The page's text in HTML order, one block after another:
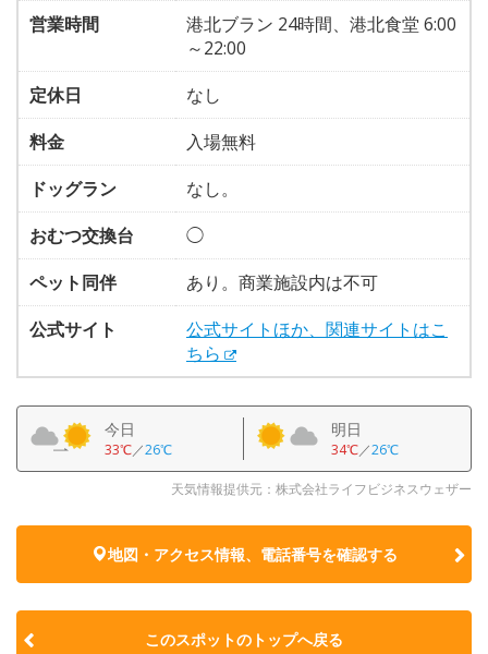
営業時間
港北ブラン 24時間、港北食堂 6:00
～22:00
定休日
なし
料金
入場無料
ドッグラン
なし。
おむつ交換台
◯
ペット同伴
あり。商業施設内は不可
公式サイト
公式サイトほか、関連サイトはこ
ちら
今日
33℃／26℃
明日
34℃／26℃
天気情報提供元：株式会社ライフビジネスウェザー
地図・アクセス情報、電話番号を確認する
このスポットのトップへ戻る